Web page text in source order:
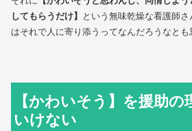
してもらうだけ】 という無味乾燥な看護師
はそれで人に寄り添うってなんだろうなと
【かわいそう】を援助
いけない